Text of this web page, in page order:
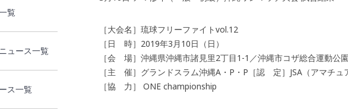
［大会名］琉球フリーファイトvol.12
［日 時］2019年3月10日（日）
［会 場］沖縄県沖縄市諸見里2丁目1-1／沖縄市コザ総合運動公
［主 催］グランドスラム沖縄A・P・P［認 定］JSA（アマチュ
［協 力］ ONE championship
覧
ュース一覧
ス一覧